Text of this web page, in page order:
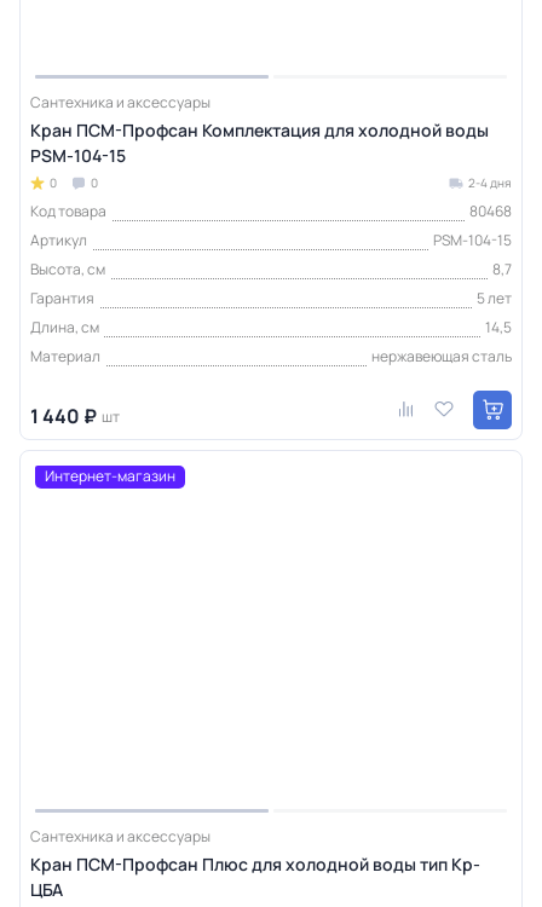
Сантехника и аксессуары
Кран ПСМ-Профсан Комплектация для холодной воды
PSM-104-15
0 0 2-4 дня
Код товара
80468
Артикул
PSM-104-15
Высота, см
8,7
Гарантия
5 лет
Длина, см
14,5
Материал
нержавеющая сталь
1 440 ₽ шт
Интернет-магазин
Сантехника и аксессуары
Кран ПСМ-Профсан Плюс для холодной воды тип Кр-
ЦБА